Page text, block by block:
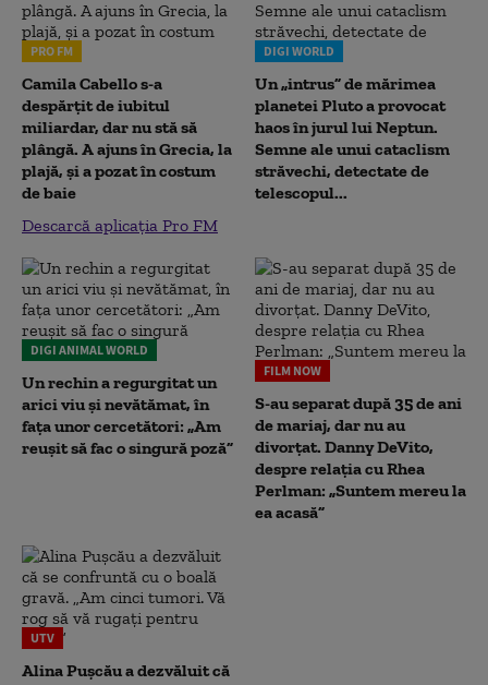
PRO FM
Camila Cabello s-a
despărțit de iubitul
miliardar, dar nu stă să
plângă. A ajuns în Grecia, la
plajă, și a pozat în costum
de baie
Descarcă aplicația Pro FM
DIGI WORLD
Un „intrus” de mărimea
planetei Pluto a provocat
haos în jurul lui Neptun.
Semne ale unui cataclism
străvechi, detectate de
telescopul...
DIGI ANIMAL WORLD
Un rechin a regurgitat un
arici viu și nevătămat, în
fața unor cercetători: „Am
reușit să fac o singură poză”
FILM NOW
S-au separat după 35 de ani
de mariaj, dar nu au
divorțat. Danny DeVito,
despre relația cu Rhea
Perlman: „Suntem mereu la
ea acasă”
UTV
Alina Pușcău a dezvăluit că